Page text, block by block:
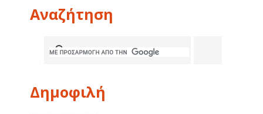
Αναζήτηση
Δημοφιλή